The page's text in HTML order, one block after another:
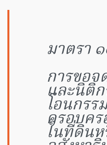
มาตรา
การขอ
และนิติ
โอนกร
ครอบคร
ในที่ดิน